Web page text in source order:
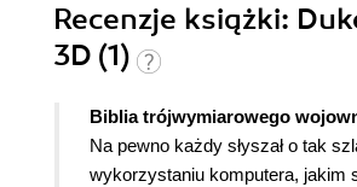
Recenzje książki:
3D (1)
Biblia trójwymiarowego
Na pewno każdy słyszał o tak
wykorzystaniu komputera, jakim